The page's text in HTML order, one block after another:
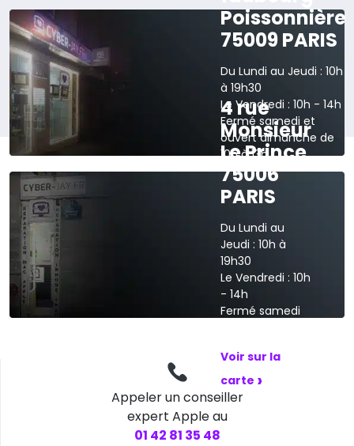
Poissonnière
75009 PARIS
Du Lundi au Jeudi : 10h
à 19h30
Le Vendredi : 10h - 14h
Fermé samedi et
ouvert dimanche de
10h à 13h
Voir sur la carte
4 rue
Monsieur
Le Prince
75006
PARIS
Du Lundi au
Jeudi : 10h à
19h30
Le Vendredi : 10h
- 14h
Fermé samedi
Voir sur la
carte ›
Appeler un conseiller
expert Apple au
01 42 81 35 48